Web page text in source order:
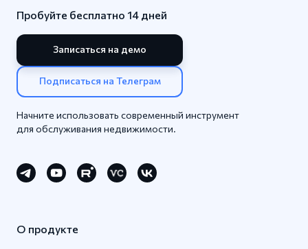
Пробуйте бесплатно 14 дней
Записаться на демо
Подписаться на Телеграм
Начните использовать современный инструмент
для обслуживания недвижимости.
О продукте